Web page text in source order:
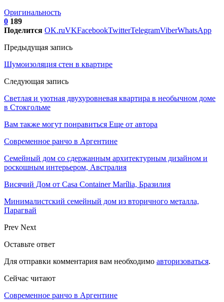
Оригинальность
0 189
Поделится OK.ruVKFacebookTwitterTelegramViberWhatsApp
Предыдущая запись
Шумоизоляция стен в квартире
Следующая запись
Светлая и уютная двухуровневая квартира в необычном доме
в Стокгольме
Вам также могут понравиться Еще от автора
Современное ранчо в Аргентине
Семейный дом со сдержанным архитектурным дизайном и
роскошным интерьером, Австралия
Висячий Дом от Casa Container Marília, Бразилия
Минималистский семейный дом из вторичного металла,
Парагвай
Prev Next
Оставьте ответ
Для отправки комментария вам необходимо авторизоваться.
Сейчас читают
Современное ранчо в Аргентине